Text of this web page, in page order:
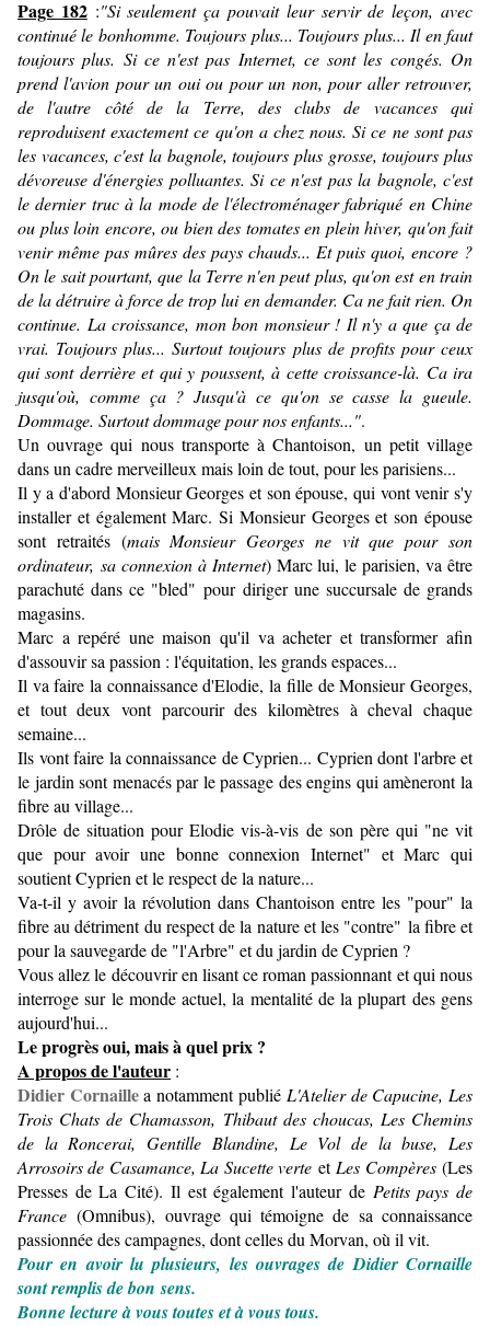
Page 182:"Si seulement ça pouvait leur servir de leçon, avec
continué le bonhomme. Toujours plus... Toujours plus... Il en faut
toujours plus. Si ce n'est pas Internet, ce sont les congés. On
prend l'avion pour un oui ou pour un non, pour aller retrouver,
de l'autre côté de la Terre, des clubs de vacances qui
reproduisent exactement ce qu'on a chez nous. Si ce ne sont pas
les vacances, c'est la bagnole, toujours plus grosse, toujours plus
dévoreuse d'énergies polluantes. Si ce n'est pas la bagnole, c'est
le dernier truc à la mode de l'électroménager fabriqué en Chine
ou plus loin encore, ou bien des tomates en plein hiver, qu'on fait
venir même pas mûres des pays chauds... Et puis quoi, encore ?
On le sait pourtant, que la Terre n'en peut plus, qu'on est en train
de la détruire à force de trop lui en demander. Ca ne fait rien. On
continue. La croissance, mon bon monsieur ! Il n'y a que ça de
vrai. Toujours plus... Surtout toujours plus de profits pour ceux
qui sont derrière et qui y poussent, à cette croissance-là. Ca ira
jusqu'où, comme ça ? Jusqu'à ce qu'on se casse la gueule.
Dommage. Surtout dommage pour nos enfants...".
Un ouvrage qui nous transporte à Chantoison, un petit village
dans un cadre merveilleux mais loin de tout, pour les parisiens...
Il y a d'abord Monsieur Georges et son épouse, qui vont venir s'y
installer et également Marc. Si Monsieur Georges et son épouse
sont retraités (mais Monsieur Georges ne vit que pour son
ordinateur, sa connexion à Internet) Marc lui, le parisien, va être
parachuté dans ce "bled" pour diriger une succursale de grands
magasins.
Marc a repéré une maison qu'il va acheter et transformer afin
d'assouvir sa passion : l'équitation, les grands espaces...
Il va faire la connaissance d'Elodie, la fille de Monsieur Georges,
et tout deux vont parcourir des kilomètres à cheval chaque
semaine...
Ils vont faire la connaissance de Cyprien... Cyprien dont l'arbre et
le jardin sont menacés par le passage des engins qui amèneront la
fibre au village...
Drôle de situation pour Elodie vis-à-vis de son père qui "ne vit
que pour avoir une bonne connexion Internet" et Marc qui
soutient Cyprien et le respect de la nature...
Va-t-il y avoir la révolution dans Chantoison entre les "pour" la
fibre au détriment du respect de la nature et les "contre" la fibre et
pour la sauvegarde de "l'Arbre" et du jardin de Cyprien ?
Vous allez le découvrir en lisant ce roman passionnant et qui nous
interroge sur le monde actuel, la mentalité de la plupart des gens
aujourd'hui...
Le progrès oui, mais à quel prix ?
A propos de l'auteur :
Didier Cornaillea notamment publié L'Atelier de Capucine, Les
Trois Chats de Chamasson, Thibaut des choucas, Les Chemins
de la Roncerai, Gentille Blandine, Le Vol de la buse, Les
Arrosoirs de Casamance, La Sucette verte et Les Compères(Les
Presses de La Cité). Il est également l'auteur de Petits pays de
France(Omnibus), ouvrage qui témoigne de sa connaissance
passionnée des campagnes, dont celles du Morvan, où il vit.
Pour en avoir lu plusieurs, les ouvrages de Didier Cornaille
sont remplis de bon sens.
Bonne lecture à vous toutes et à vous tous.